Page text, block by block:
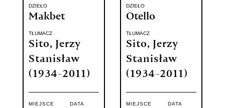
DZIEŁO
Makbet
TŁUMACZ
Sito, Jerzy
Stanisław
(1934-2011)
MIEJSCE DATA
DZIEŁO
Otello
TŁUMACZ
Sito, Jerzy
Stanisław
(1934-2011)
MIEJSCE DATA